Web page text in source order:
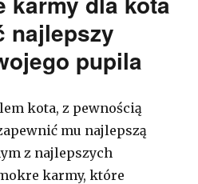
najlepszy
pupila
kota, z pewnością
mu najlepszą
z najlepszych
karmy, które